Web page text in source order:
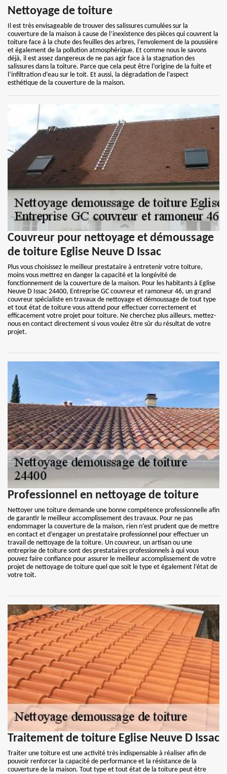
Nettoyage de toiture
Il est très envisageable de trouver des salissures cumulées sur la
couverture de la maison à cause de l’inexistence des pièces qui couvrent la
toiture face à la chute des feuilles des arbres, l’envolement de la poussière
et également de la pollution atmosphérique. Et comme nous le savons
déjà, il est assez dangereux de ne pas agir face à la stagnation des
salissures dans la toiture. Parce que cela peut être l’origine de la fuite et
l’infiltration d’eau sur le toit. Et aussi, la dégradation de l’aspect
esthétique de la couverture de la maison.
Couvreur pour nettoyage et démoussage
de toiture Eglise Neuve D Issac
Plus vous choisissez le meilleur prestataire à entretenir votre toiture,
moins vous mettrez en danger la capacité et la longévité de
fonctionnement de la couverture de la maison. Pour les habitants à Eglise
Neuve D Issac 24400, Entreprise GC couvreur et ramoneur 46, un grand
couvreur spécialiste en travaux de nettoyage et démoussage de tout type
et tout état de toiture vous attend pour effectuer correctement et
efficacement votre projet pour toiture. Ne cherchez plus ailleurs, mettez-
nous en contact directement si vous voulez être sûr du résultat de votre
projet.
Professionnel en nettoyage de toiture
Nettoyer une toiture demande une bonne compétence professionnelle afin
de garantir le meilleur accomplissement des travaux. Pour ne pas
endommager la couverture de la maison, rien n’est prudent que de mettre
en contact et d’engager un prestataire professionnel pour effectuer un
travail de nettoyage de la toiture. Un couvreur, un artisan ou une
entreprise de toiture sont des prestataires professionnels à qui vous
pouvez faire confiance pour assurer le meilleur accomplissement de votre
projet de nettoyage de toiture quel que soit le type et également l’état de
votre toit.
Traitement de toiture Eglise Neuve D Issac
Traiter une toiture est une activité très indispensable à réaliser afin de
pouvoir renforcer la capacité de performance et la résistance de la
couverture de la maison. Tout type et tout état de la toiture peut être